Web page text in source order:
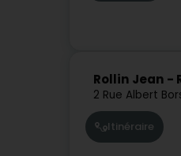
Rollin Jean -
2 Rue Albert
Itinéraire